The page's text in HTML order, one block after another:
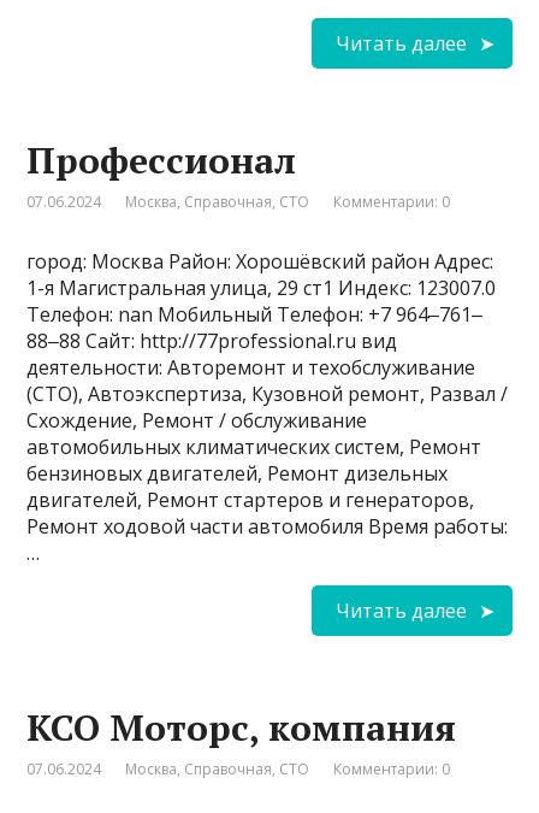
Читать далее
Профессионал
07.06.2024 Москва, Справочная, СТО Комментарии: 0
город: Москва Район: Хорошёвский район Адрес:
1-я Магистральная улица, 29 ст1 Индекс: 123007.0
Телефон: nan Мобильный Телефон: +7 964‒761‒
88‒88 Сайт: http://77professional.ru вид
деятельности: Авторемонт и техобслуживание
(СТО), Автоэкспертиза, Кузовной ремонт, Развал /
Схождение, Ремонт / обслуживание
автомобильных климатических систем, Ремонт
бензиновых двигателей, Ремонт дизельных
двигателей, Ремонт стартеров и генераторов,
Ремонт ходовой части автомобиля Время работы:
…
Читать далее
КСО Моторс, компания
07.06.2024 Москва, Справочная, СТО Комментарии: 0